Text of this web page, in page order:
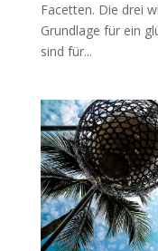
Facetten. Die drei
Grundlage für ein
sind für...